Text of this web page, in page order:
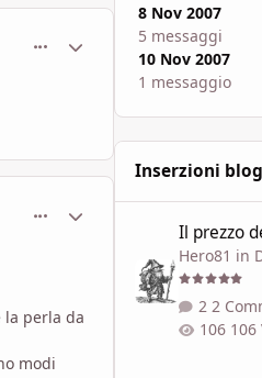
comment_448213
Statistiche Autore
comment_448218
Statistiche Autore
la perla da
modi
8 Nov 2007
5 messaggi
10 Nov 2007
1 messaggio
Inserzioni blog
Il prezzo
Hero81 in
2
106